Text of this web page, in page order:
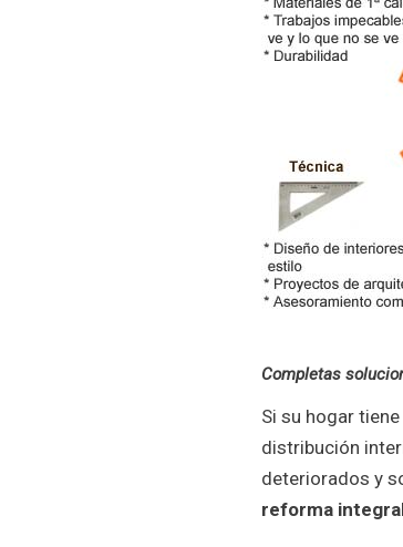
Completas
Si su hogar
distribución
deteriorados y
reforma